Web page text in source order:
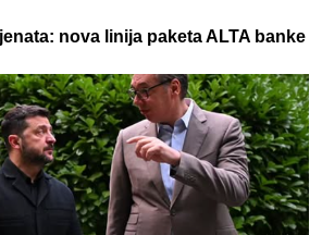
nova linija paketa ALTA banke